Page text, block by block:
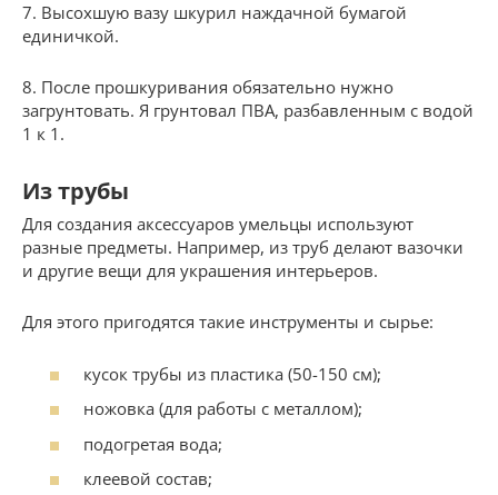
7. Высохшую вазу шкурил наждачной бумагой
единичкой.
8. После прошкуривания обязательно нужно
загрунтовать. Я грунтовал ПВА, разбавленным с водой
1 к 1.
Из трубы
Для создания аксессуаров умельцы используют
разные предметы. Например, из труб делают вазочки
и другие вещи для украшения интерьеров.
Для этого пригодятся такие инструменты и сырье:
кусок трубы из пластика (50-150 см);
ножовка (для работы с металлом);
подогретая вода;
клеевой состав;